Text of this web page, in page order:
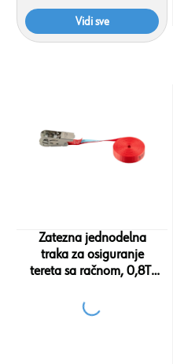
Vidi sve
Zatezna jednodelna
traka za osiguranje
tereta sa račnom, 0,8T;